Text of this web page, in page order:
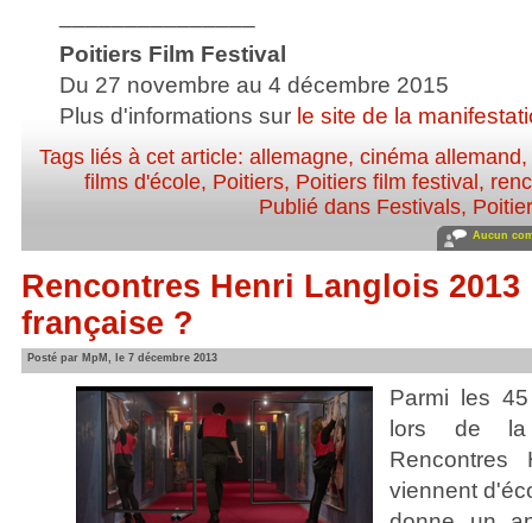
Poitiers Film Festival
Du 27 novembre au 4 décembre 2015
Plus d'informations sur le site de la
Tags liés à cet article: allemagne, cinéma allemand,
films d'école, Poitiers, Poitiers film festival ,
Publié dans Festivals,
Aucun
Rencontres Henri Langlois 2013
française ?
Posté par MpM, le 7 décembre 2013
Parmi les
lors de la
Rencontres
viennent